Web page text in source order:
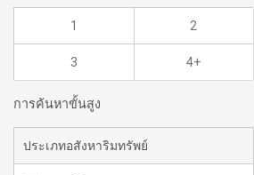
1 2
3 4+
การค้นหาขั้นสูง
ประเภทอสังหาริมทรัพย์